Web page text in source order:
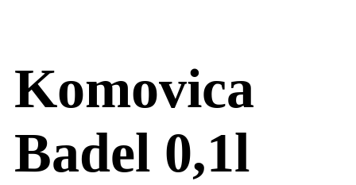
Komovica
Badel 0,1l